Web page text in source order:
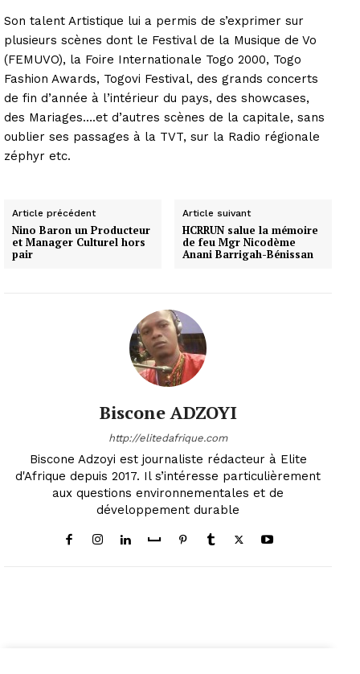
Son talent Artistique lui a permis de s’exprimer sur
plusieurs scènes dont le Festival de la Musique de Vo
(FEMUVO), la Foire Internationale Togo 2000, Togo
Fashion Awards, Togovi Festival, des grands concerts
de fin d’année à l’intérieur du pays, des showcases,
des Mariages….et d’autres scènes de la capitale, sans
oublier ses passages à la TVT, sur la Radio régionale
zéphyr etc.
Article précédent
Nino Baron un Producteur
et Manager Culturel hors
pair
Article suivant
HCRRUN salue la mémoire
de feu Mgr Nicodème
Anani Barrigah-Bénissan
Biscone ADZOYI
http://elitedafrique.com
Biscone Adzoyi est journaliste rédacteur à Elite
d'Afrique depuis 2017. Il s’intéresse particulièrement
aux questions environnementales et de
développement durable